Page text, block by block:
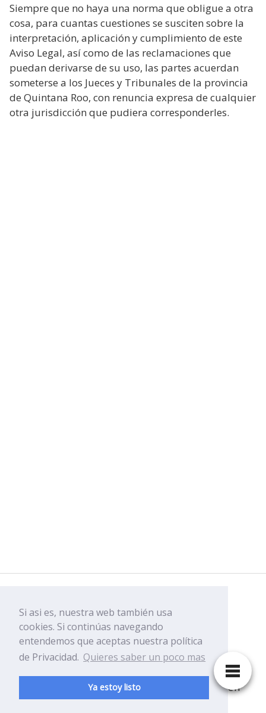
Siempre que no haya una norma que obligue a otra
cosa, para cuantas cuestiones se susciten sobre la
interpretación, aplicación y cumplimiento de este
Aviso Legal, así como de las reclamaciones que
puedan derivarse de su uso, las partes acuerdan
someterse a los Jueces y Tribunales de la provincia
de Quintana Roo, con renuncia expresa de cualquier
otra jurisdicción que pudiera corresponderles.
Youtube
Disfruta y ven a conocer Playa del Carmen
Si asi es, nuestra web también usa
cookies. Si continúas navegando
entendemos que aceptas nuestra política
de Privacidad. Quieres saber un poco mas
Ya estoy listo